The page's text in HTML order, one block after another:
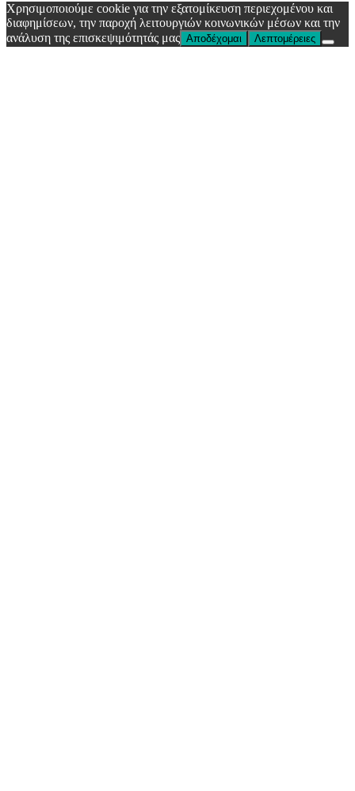
Χρησιμοποιούμε cookie για την εξατομίκευση περιεχομένου και
διαφημίσεων, την παροχή λειτουργιών κοινωνικών μέσων και την
ανάλυση της επισκεψιμότητάς μας Αποδέχομαι Λεπτομέρειες